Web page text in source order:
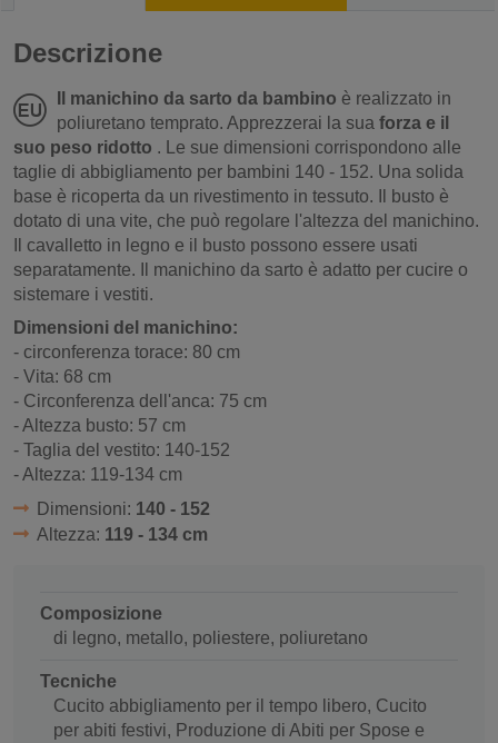
Descrizione
Il manichino da sarto da bambino è realizzato in
poliuretano temprato. Apprezzerai la sua forza e il
suo peso ridotto . Le sue dimensioni corrispondono alle
taglie di abbigliamento per bambini 140 - 152. Una solida
base è ricoperta da un rivestimento in tessuto. Il busto è
dotato di una vite, che può regolare l'altezza del manichino.
Il cavalletto in legno e il busto possono essere usati
separatamente. Il manichino da sarto è adatto per cucire o
sistemare i vestiti.
Dimensioni del manichino:
- circonferenza torace: 80 cm
- Vita: 68 cm
- Circonferenza dell'anca: 75 cm
- Altezza busto: 57 cm
- Taglia del vestito: 140-152
- Altezza: 119-134 cm
Dimensioni: 140 - 152
Altezza: 119 - 134 cm
Composizione
di legno, metallo, poliestere, poliuretano
Tecniche
Cucito abbigliamento per il tempo libero, Cucito
per abiti festivi, Produzione di Abiti per Spose e